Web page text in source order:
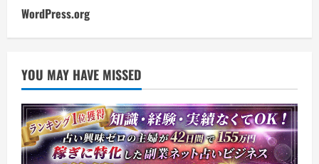
WordPress.org
YOU MAY HAVE MISSED